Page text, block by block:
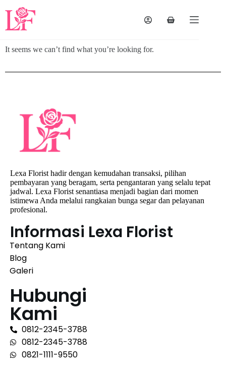
It seems we can’t find what you’re looking for.
Lexa Florist hadir dengan kemudahan transaksi, pilihan
pembayaran yang beragam, serta pengantaran yang selalu tepat
jadwal. Lexa Florist senantiasa menjadi bagian dari momen
istimewa Anda melalui rangkaian bunga segar dan pelayanan
profesional.
Informasi Lexa Florist
Tentang Kami
Blog
Galeri
Hubungi
Kami
0812-2345-3788
0812-2345-3788
0821-1111-9550